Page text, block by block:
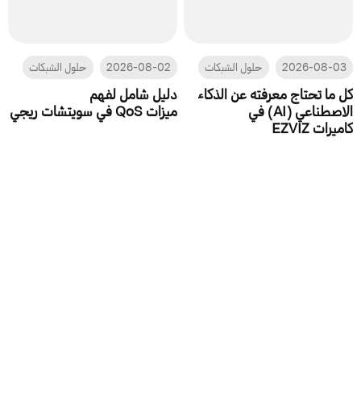
2026-08-03 حلول الشبكات
كل ما تحتاج معرفته عن الذكاء
الاصطناعي (AI) في
كاميرات EZVIZ
2026-08-02 حلول الشبكات
دليل شامل لفهم
ميزات QoS في سويتشات ريجي